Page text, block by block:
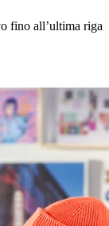
fino all’ultima riga